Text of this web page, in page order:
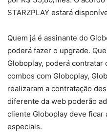
STARZPLAY estará
Quem já é assinante do
poderá fazer o upgrade.
Globoplay, poderá contratar
combos com Globoplay,
realizaram a contratação
diferente da web poderão
cliente Globoplay deve
especiais.